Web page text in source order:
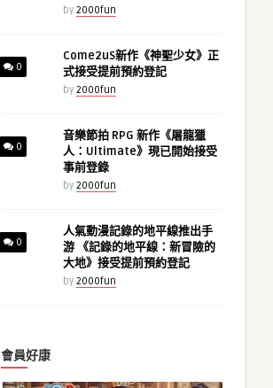
by 2000fun
0
Come2uS新作《神聖少女》正
式接受提前預約登記
by 2000fun
0
音樂節拍 RPG 新作《屠龍獵
人：Ultimate》現已開始接受
事前登錄
by 2000fun
0
人氣動漫記錄的地平線推出手
游 《記錄的地平線：新冒險的
大地》接受提前預約登記
by 2000fun
會員好康